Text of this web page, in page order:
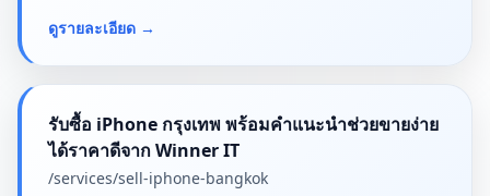
ดูรายละเอียด →
รับซื้อ iPhone กรุงเทพ พร้อมคำแนะนำช่วยขายง่าย
ได้ราคาดีจาก Winner IT
/services/sell-iphone-bangkok